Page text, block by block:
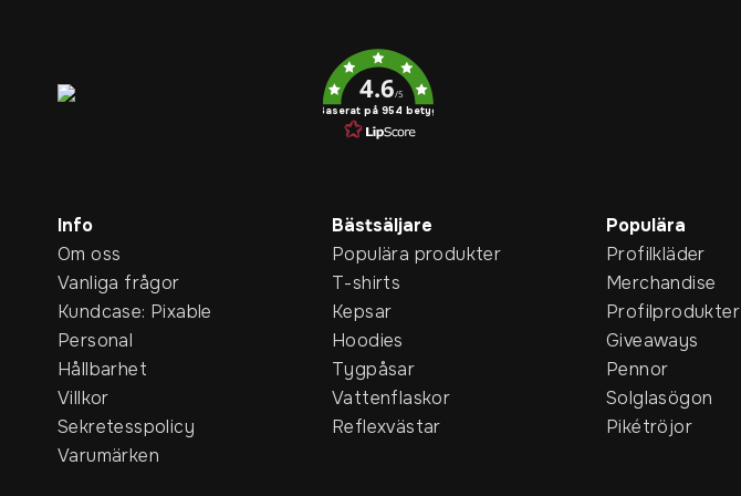
4.6/5
Baserat på 954 betyg
Info
Om oss
Vanliga frågor
Kundcase: Pixable
Personal
Hållbarhet
Villkor
Sekretesspolicy
Varumärken
Bästsäljare
Populära produkter
T-shirts
Kepsar
Hoodies
Tygpåsar
Vattenflaskor
Reflexvästar
Populära
Profilkläder
Merchandise
Profilprodukter
Giveaways
Pennor
Solglasögon
Pikétröjor